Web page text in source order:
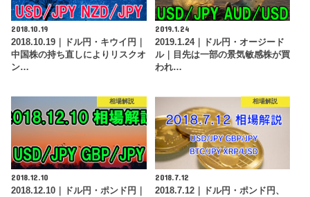
2018.10.19
2018.10.19｜ドル円・キウイ円｜
中国株の持ち直しによりリスクオ
ン…
2019.1.24
2019.1.24｜ドル円・オージード
ル｜目先は一部の景気敏感株が買
われ…
相場解説
2018.12.10
2018.12.10｜ドル円・ポンド円｜
相場解説
2018.7.12
2018.7.12｜ドル円・ポンド円、